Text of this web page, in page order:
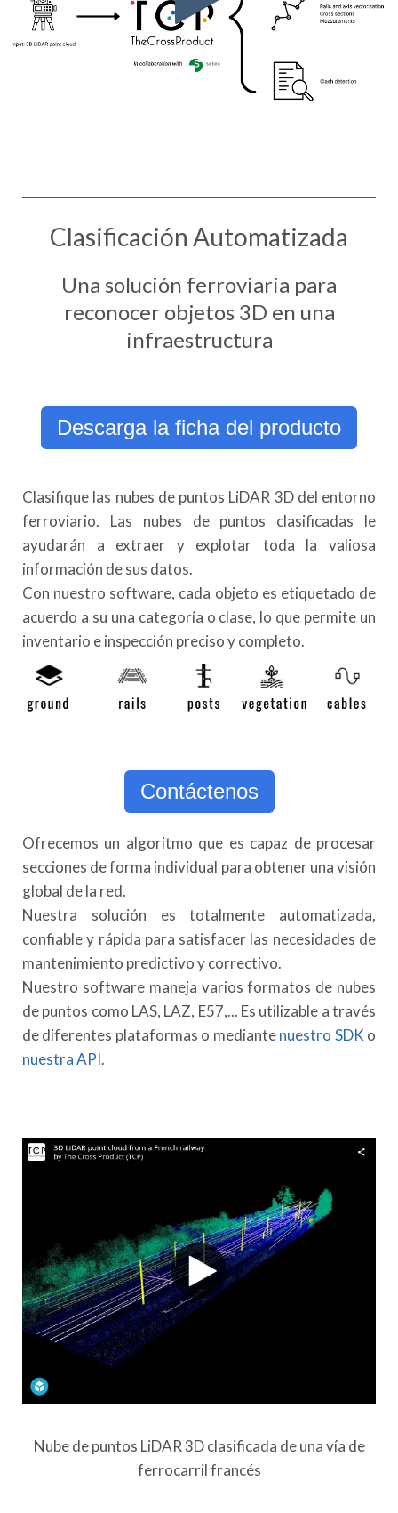
Clasificación Automatizada
Una solución ferroviaria para
reconocer objetos 3D en una
infraestructura
Descarga la ficha del producto
Clasifique las nubes de puntos LiDAR 3D del entorno
ferroviario. Las nubes de puntos clasificadas le
ayudarán a extraer y explotar toda la valiosa
información de sus datos.
Con nuestro software, cada objeto es etiquetado de
acuerdo a su una categoría o clase, lo que permite un
inventario e inspección preciso y completo.
Contáctenos
Ofrecemos un algoritmo que es capaz de procesar
secciones de forma individual para obtener una visión
global de la red.
Nuestra solución es totalmente automatizada,
confiable y rápida para satisfacer las necesidades de
mantenimiento predictivo y correctivo.
Nuestro software maneja varios formatos de nubes
de puntos como LAS, LAZ, E57,... Es utilizable a través
de diferentes plataformas o mediantenuestro SDKo
nuestra API.
Nube de puntos LiDAR 3D clasificada de una vía de
ferrocarril francés